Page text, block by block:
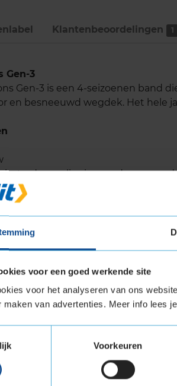
voor een goed werkende site
voor het analyseren van ons
maken van advertenties. Meer info lees
Voorkeuren
Klantenbeoordelingen 1
Gen-3
Gen-3 is een 4-seizoenen band
en besneeuwd wegdek. Het hele
wegligging op droog
tegen aquaplaning
rijvlak- en schouderblokken.
zware manoeuvres. Dit verkort
wegdek.
in het midden van het profiel.
en zorgen daardoor voor een
met de tijd, zodat het water
tegen aquaplaning gedurende
GEN-3 met Extra Load